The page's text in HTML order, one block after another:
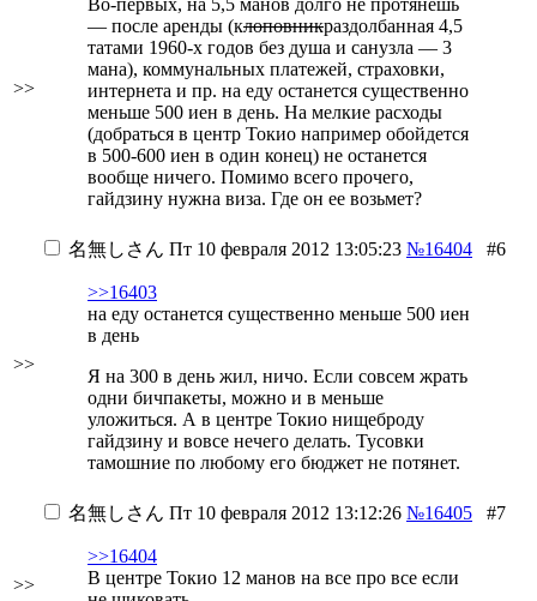
>>
Во-первых, на 5,5 манов долго не протянешь
— после аренды (клоповникраздолбанная 4,5
татами 1960-х годов без душа и санузла — 3
мана), коммунальных платежей, страховки,
интернета и пр. на еду останется существенно
меньше 500 иен в день. На мелкие расходы
(добраться в центр Токио например обойдется
в 500-600 иен в один конец) не останется
вообще ничего. Помимо всего прочего,
гайдзину нужна виза. Где он ее возьмет?
>>
名無しさん Пт 10 февраля 2012 13:05:23 №16404 #6
>>16403
на еду останется существенно меньше 500 иен
в день
Я на 300 в день жил, ничо. Если совсем жрать
одни бичпакеты, можно и в меньше
уложиться. А в центре Токио нищеброду
гайдзину и вовсе нечего делать. Тусовки
тамошние по любому его бюджет не потянет.
>>
名無しさん Пт 10 февраля 2012 13:12:26 №16405 #7
>>16404
В центре Токио 12 манов на все про все если